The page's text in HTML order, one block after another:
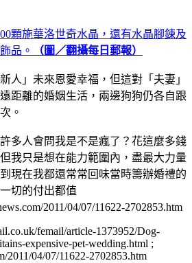
顆施華洛世奇水晶，還有水晶腳鍊及
品。
（圖／翻攝每日郵報）
人」未來恩愛幸福，但這對「夫妻」
距離的婚姻生活，兩邊狗狗仍各自跟
。
多人會問我是不是瘋了？花這麼多錢
我只是想在能力範圍內，盡最大力量
現在我都還常常回味當時籌辦婚禮的
切的付出都值
2011/04/07/11622-2702853.htm
femail/article-1373952/Dog-
expensive-pet-wedding.html ;
2011/04/07/11622-2702853.htm